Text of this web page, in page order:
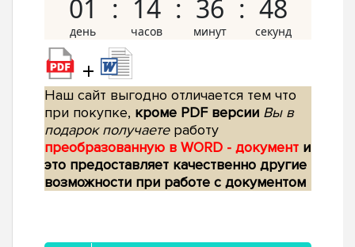
01 14 36 47
+
Наш сайт выгодно отличается тем что
при покупке, кроме PDF версии Вы в
подарок получаетеработу
преобразованную в WORD - документ и
это предоставляет качественно другие
возможности при работе с документом